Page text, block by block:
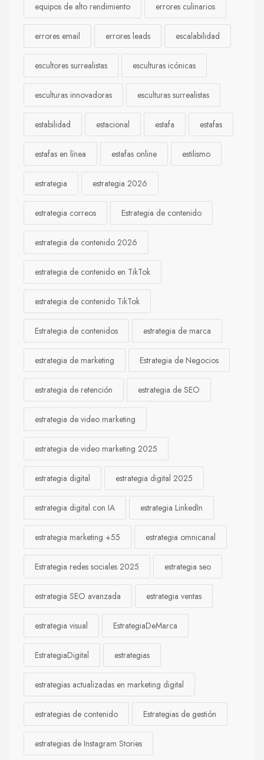
equipos de alto rendimiento errores culinarios
errores email errores leads escalabilidad
escultores surrealistas esculturas icónicas
esculturas innovadoras esculturas surrealistas
estabilidad estacional estafa estafas
estafas en línea estafas online estilismo
estrategia estrategia 2026
estrategia correos Estrategia de contenido
estrategia de contenido 2026
estrategia de contenido en TikTok
estrategia de contenido TikTok
Estrategia de contenidos estrategia de marca
estrategia de marketing Estrategia de Negocios
estrategia de retención estrategia de SEO
estrategia de video marketing
estrategia de video marketing 2025
estrategia digital estrategia digital 2025
estrategia digital con IA estrategia LinkedIn
estrategia marketing +55 estrategia omnicanal
Estrategia redes sociales 2025 estrategia seo
estrategia SEO avanzada estrategia ventas
estrategia visual EstrategiaDeMarca
EstrategiaDigital estrategias
estrategias actualizadas en marketing digital
estrategias de contenido Estrategias de gestión
estrategias de Instagram Stories